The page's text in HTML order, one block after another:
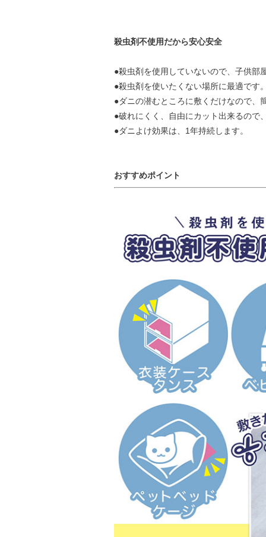
殺虫剤不使用だから安心安全
●殺虫剤を使用していないので、子供部
●殺虫剤を使いたくない場所に最適です
●ダニの潜むところに敷くだけなので、
●破れにくく、自由にカット出来るので
●ダニよけ効果は、1年持続します。
おすすめポイント